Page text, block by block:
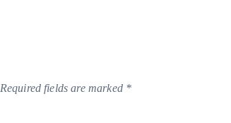
Required fields are marked *